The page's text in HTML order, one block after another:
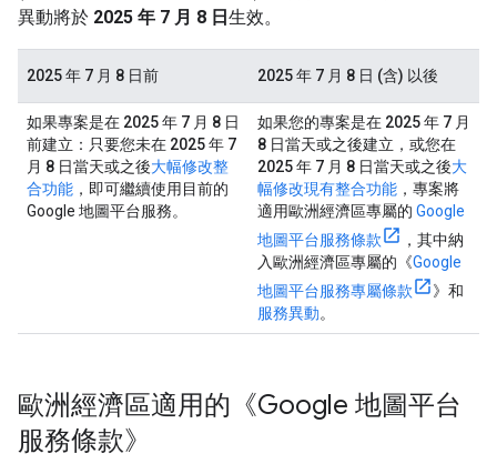
異動將於 2025 年 7 月 8 日生效。
2025 年 7 月 8 日前 2025 年 7 月 8 日 (含) 以後
如果專案是在 2025 年 7 月 8 日
前建立：只要您未在 2025 年 7
月 8 日當天或之後大幅修改整
合功能 ，即可繼續使用目前的
Google 地圖平台服務。
如果您的專案是在 2025 年 7 月
8 日當天或之後建立，或您在
2025 年 7 月 8 日當天或之後大
幅修改現有整合功能 ，專案將
適用歐洲經濟區專屬的 Google
地圖平台服務條款
，其中納
入歐洲經濟區專屬的《Google
地圖平台服務專屬條款
》和
服務異動。
歐洲經濟區適用的《Google 地圖平台
服務條款》